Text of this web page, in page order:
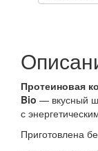
Протеиновая
Bio — вкусный
с
Приготовлена